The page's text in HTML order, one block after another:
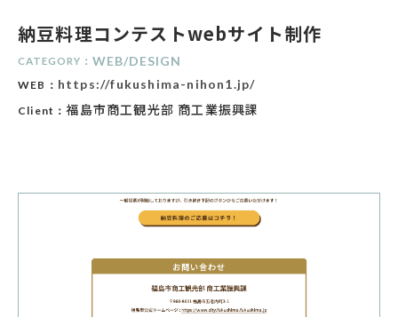
納豆料理コンテストwebサイト制作
CATEGORY： WEB/DESIGN
WEB： https://fukushima-nihon1.jp/
Client：福島市商工観光部 商工業振興課